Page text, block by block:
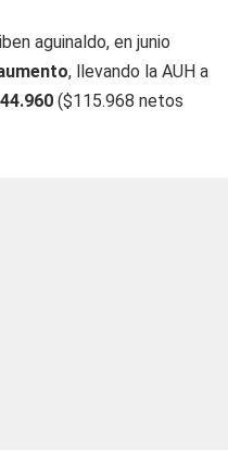
aguinaldo, en junio
, llevando la AUH a
($115.968 netos